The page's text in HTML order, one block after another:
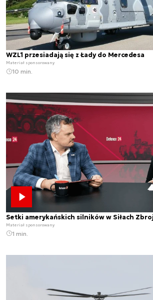
WZL1 przesiadają się z Łady do Mercedesa
Materiał sponsorowany
10 min.
Setki amerykańskich silników w Siłach
Materiał sponsorowany
1 min.